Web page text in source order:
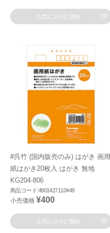
お気に入りに登録
#呉竹 (国内販売のみ) はがき 画用
紙はがき20枚入 はがき 無地
KG204-806
商品コード:4901427110449
小売価格 ¥400
お気に入りに登録